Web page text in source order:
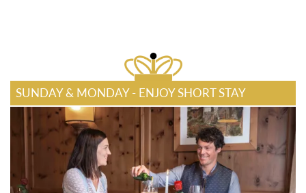
SUNDAY & MONDAY - ENJOY SHORT STAY